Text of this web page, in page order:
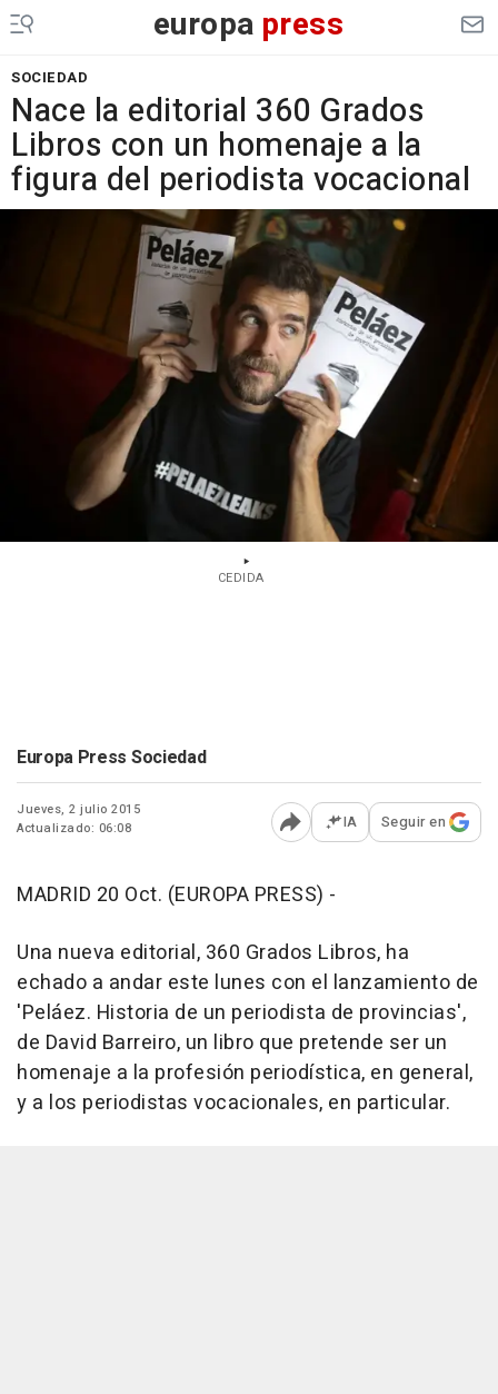
europa press
SOCIEDAD
Nace la editorial 360 Grados
Libros con un homenaje a la
figura del periodista vocacional
CEDIDA
Europa Press Sociedad
Jueves, 2 julio 2015
Actualizado: 06:08
Abrir opciones para
IA Seguir en
MADRID 20 Oct. (EUROPA PRESS) -
Una nueva editorial, 360 Grados Libros, ha
echado a andar este lunes con el lanzamiento de
'Peláez. Historia de un periodista de provincias',
de David Barreiro, un libro que pretende ser un
homenaje a la profesión periodística, en general,
y a los periodistas vocacionales, en particular.